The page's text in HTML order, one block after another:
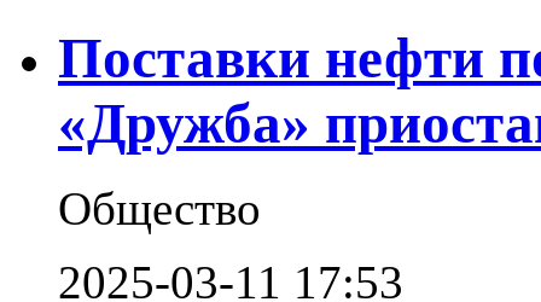
Поставки нефти
«Дружба»
Общество
2025-03-11 17:53